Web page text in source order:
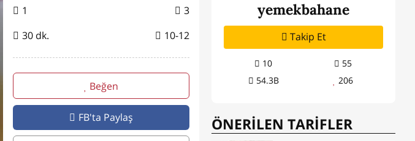
1
3
30 dk.
10-12
Beğen
FB'ta Paylaş
yemekbahane
Takip Et
10
55
54.3B
206
ÖNERİLEN TARİFLER